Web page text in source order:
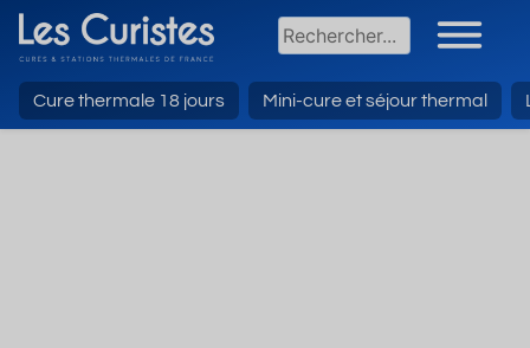
Cure thermale 18 jours Mini-cure et séjour thermal